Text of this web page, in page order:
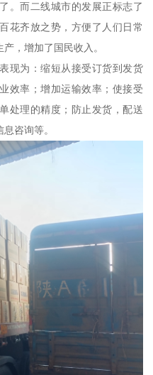
。而二线城市的发展正标志了
花齐放之势，方便了人们日常
，增加了国民收入。
现为：缩短从接受订货到发货
效率；增加运输效率；使接受
处理的精度；防止发货，配送
咨询等。